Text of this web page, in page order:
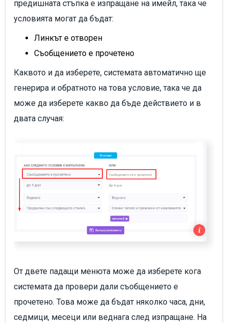
предишната стъпка е изпращане на имейл, така че
условията могат да бъдат:
Линкът е отворен
Съобщението е прочетено
Каквото и да изберете, системата автоматично ще
генерира и обратното на това условие, така че да
може да изберете какво да бъде действието и в
двата случая:
От двете падащи менюта може да изберете кога
системата да провери дали съобщението е
прочетено. Това може да бъдат няколко часа, дни,
седмици, месеци или веднага след изпращане. На